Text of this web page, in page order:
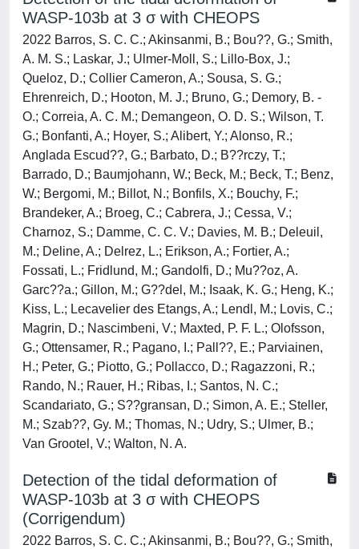
WASP-103b at 3 σ with CHEOPS
2022 Barros, S. C. C.; Akinsanmi, B.; Bou??, G.; Smith,
A. M. S.; Laskar, J.; Ulmer-Moll, S.; Lillo-Box, J.;
Queloz, D.; Collier Cameron, A.; Sousa, S. G.;
Ehrenreich, D.; Hooton, M. J.; Bruno, G.; Demory, B. -
O.; Correia, A. C. M.; Demangeon, O. D. S.; Wilson, T.
G.; Bonfanti, A.; Hoyer, S.; Alibert, Y.; Alonso, R.;
Anglada Escud??, G.; Barbato, D.; B??rczy, T.;
Barrado, D.; Baumjohann, W.; Beck, M.; Beck, T.; Benz,
W.; Bergomi, M.; Billot, N.; Bonfils, X.; Bouchy, F.;
Brandeker, A.; Broeg, C.; Cabrera, J.; Cessa, V.;
Charnoz, S.; Damme, C. C. V.; Davies, M. B.; Deleuil,
M.; Deline, A.; Delrez, L.; Erikson, A.; Fortier, A.;
Fossati, L.; Fridlund, M.; Gandolfi, D.; Mu??oz, A.
Garc??a.; Gillon, M.; G??del, M.; Isaak, K. G.; Heng, K.;
Kiss, L.; Lecavelier des Etangs, A.; Lendl, M.; Lovis, C.;
Magrin, D.; Nascimbeni, V.; Maxted, P. F. L.; Olofsson,
G.; Ottensamer, R.; Pagano, I.; Pall??, E.; Parviainen,
H.; Peter, G.; Piotto, G.; Pollacco, D.; Ragazzoni, R.;
Rando, N.; Rauer, H.; Ribas, I.; Santos, N. C.;
Scandariato, G.; S??gransan, D.; Simon, A. E.; Steller,
M.; Szab??, Gy. M.; Thomas, N.; Udry, S.; Ulmer, B.;
Van Grootel, V.; Walton, N. A.
Detection of the tidal deformation of
WASP-103b at 3 σ with CHEOPS
(Corrigendum)
2022 Barros, S. C. C.; Akinsanmi, B.; Bou??, G.; Smith,